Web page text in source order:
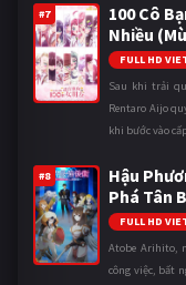
#7
100 Cô
Nhiều
FULL HD
Sau khi trải
Rentaro Aijo
khi bước vào
#8
Hậu
Phá Tân
FULL HD
Atobe Arihito,
công việc, bất